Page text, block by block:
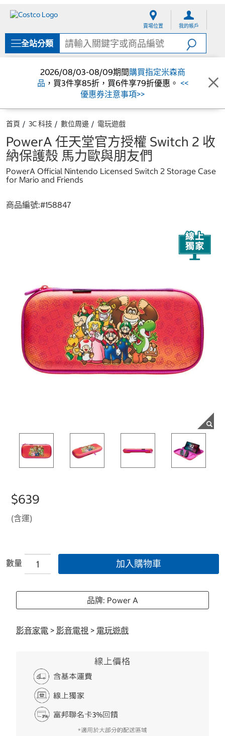
單
賣場位置 我的帳戶
全站分類
2026/08/03-08/09期間購買指定米森商
品 ，買3件享85折，買6件享79折優惠。 <<
優惠券注意事項>>
首頁 3C 科技 數位周邊 電玩遊戲
PowerA 任天堂官方授權 Switch 2 收
納保護殼 馬力歐與朋友們
PowerA Official Nintendo Licensed Switch 2 Storage Case
for Mario and Friends
商品編號:#158847
$639
(含運)
數量 加入購物車
品牌: Power A
影音家電 > 影音電視 > 電玩遊戲